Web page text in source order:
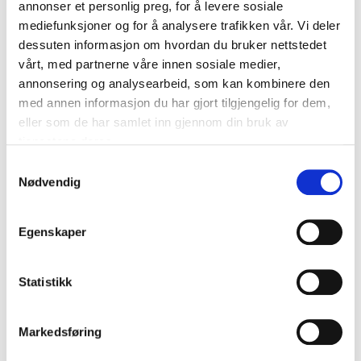
annonser et personlig preg, for å levere sosiale
mediefunksjoner og for å analysere trafikken vår. Vi deler
dessuten informasjon om hvordan du bruker nettstedet
vårt, med partnerne våre innen sosiale medier,
annonsering og analysearbeid, som kan kombinere den
med annen informasjon du har gjort tilgjengelig for dem,
eller som de har samlet inn gjennom din bruk av
Nødvendig
Egenskaper
Statistikk
Markedsføring
WARRIOR
Hasle Løren Hockey Treningstrøye
kr 320
WARRIOR
Hasle Løren Hockey Barn
kr 280 kr 350
UTGÅENDE
Hasle Løren Hockey Alhpa X
kr 2000